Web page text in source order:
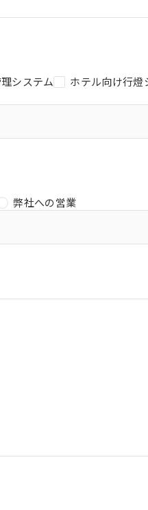
システム ホテル向け行燈
弊社への営業